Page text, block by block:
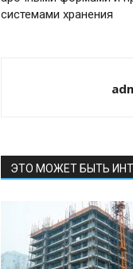
системами хранения
ЭТО МОЖЕТ БЫТЬ